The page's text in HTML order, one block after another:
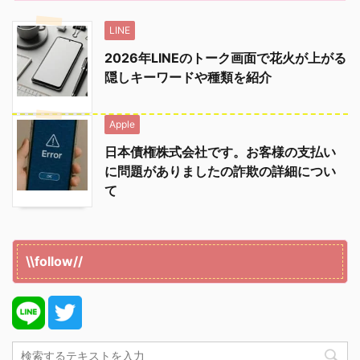
LINE
2026年LINEのトーク画面で花火が上がる
隠しキーワードや種類を紹介
Apple
日本債権株式会社です。お客様の支払い
に問題がありましたの詐欺の詳細につい
て
\\follow//